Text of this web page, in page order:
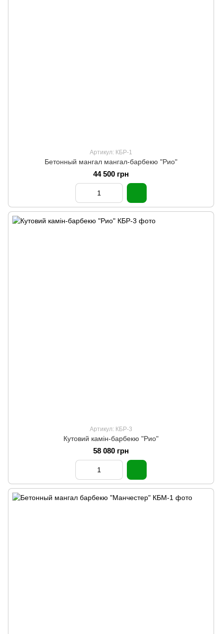
Артикул: КБР-1
Бетонный мангал мангал-барбекю "Рио"
44 500 грн
Артикул: КБР-3
Кутовий камін-барбекю "Рио"
58 080 грн